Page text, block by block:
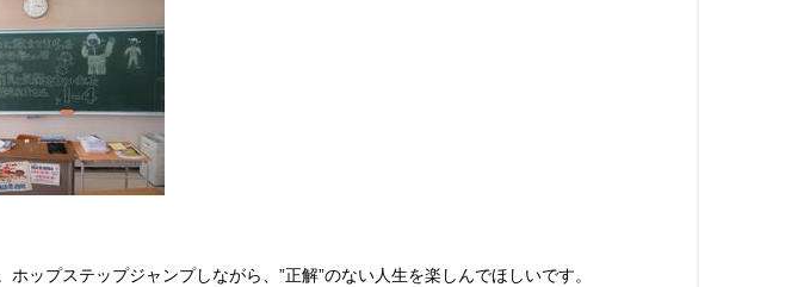
ップステップジャンプしながら、”正解”のない人生を楽しんでほしいです。